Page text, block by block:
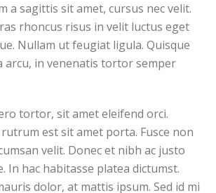
a sagittis sit amet, cursus nec velit.
rhoncus risus in velit luctus eget
Nullam ut feugiat ligula. Quisque
arcu, in venenatis tortor semper
tortor, sit amet eleifend orci.
est sit amet porta. Fusce non
velit. Donec et nibh ac justo
In hac habitasse platea dictumst.
dolor, at mattis ipsum. Sed id mi